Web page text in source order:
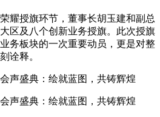
耀授旗环节，董事长胡玉建和副总
区及八个创新业务授旗。此次授旗
务板块的一次重要动员，更是对整
诠释。